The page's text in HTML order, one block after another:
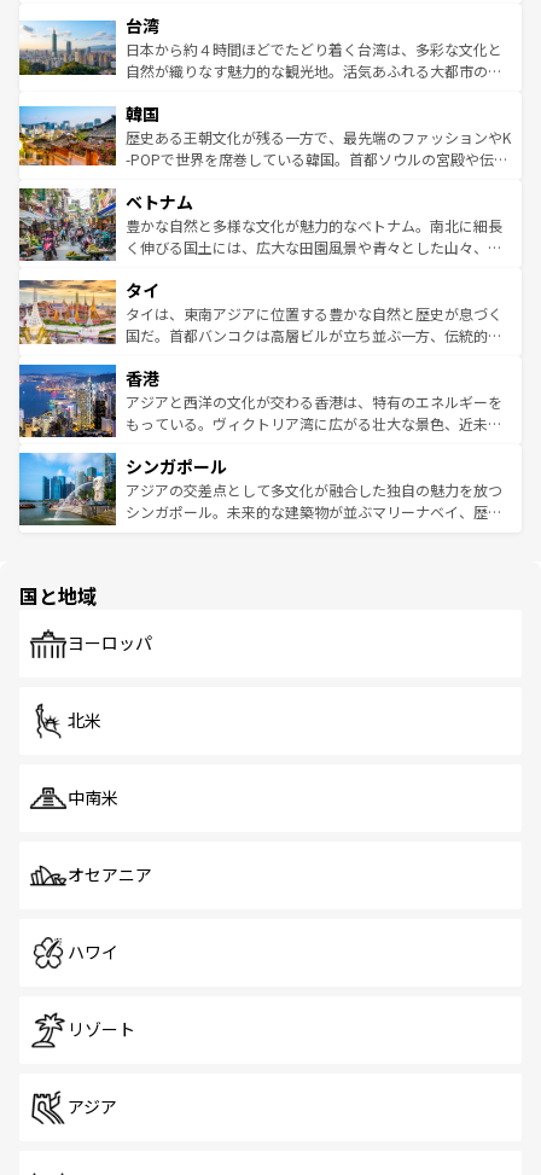
ならではの贅沢な旅のスタイルだ。 なお、新着のアメリカ
情報はコンテンツ一覧を参照してほしい。
れるおもてなしの心で訪れる人々を迎えてくれるハワイの
人々、おいしいローカルフードやハワイアンミュージッ
ク、伝統的なフラダンスなど、すべてがハワイの魅力を彩
ワイを、存分に味わってほしい。 なお、新着のハワイ情報
はコンテンツ一覧を参照してほしい。
リアリーフや大陸中央部にそびえるウルル（エアーズロッ
ク）、タスマニアの美しい原生林やケアンズの熱帯雨林な
ど、見どころがたくさん。また、カフェやワイン、オージ
いる。アクティビティも充実しており、サーフィンやダイ
ビング、ハイキングなど、アウトドア好きにはたまらな
い。オーストラリアの多彩な魅力を存分に味わいつくそ
参照してほしい。
台湾
日本から約４時間ほどでたどり着く台湾は、多彩な文化と
自然が織りなす魅力的な観光地。活気あふれる大都市の台
ン）、静ひつな山岳地帯である台湾東部など、都市の喧騒
と山間の静けさが共存しており、訪れる人に新しい発見と
驚きをもたらしてくれる。また、奥深い台湾の食文化も魅
容にもいいと評判のスイーツなど、バラエティ豊かな料理
が味わえる。 なお、新着の台湾情報は コンテンツ一覧を参
照してほしい。
韓国
歴史ある王朝文化が残る一方で、最先端のファッションやK
-POPで世界を席巻している韓国。首都ソウルの宮殿や伝統
き、地方に足を延ばせば四季折々の自然美を楽しむことが
できる。そして、キムチや焼肉、絶品のストリートフード
まで、さまざまな韓国料理が待っている。夜には、韓国な
リティに包まれながら、韓国の多彩な魅力を心ゆくまで味
わってみてほしい。 なお、新着の韓国情報はコンテンツ一
覧を参照してほしい。
ベトナム
豊かな自然と多様な文化が魅力的なベトナム。南北に細長
く伸びる国土には、広大な田園風景や青々とした山々、世
急速な発展と共に伝統が息づく。ハノイの古い町並みやホ
ーチミン市のフランス統治時代の建物も、独特の雰囲気を
醸し出している。また、バラエティの豊かさとおいしさで
とつ。フォーやバインミー、ベトナムコーヒーなどは、ぜ
ひ現地で味わいたい。どの地域を訪れてもあたたかい人々
が旅行者を迎えてくれるので、きっと忘れられない旅にな
参照してほしい。
タイ
タイは、東南アジアに位置する豊かな自然と歴史が息づく
国だ。首都バンコクは高層ビルが立ち並ぶ一方、伝統的な
の活気が交差している。北部ではチェンマイなどの山岳地
帯で自然と触れ合い、南部ではプーケットやクラビの美し
いビーチでリゾート気分を楽しむことができる。タイ料理
激する。気候は一年中温暖で、どの季節にも異なる楽しみ
が待っている。親しみやすいタイの人々、仏教を中心とし
た文化、そして多様な観光資源が、訪れる旅人を魅了し続
香港
アジアと西洋の文化が交わる香港は、特有のエネルギーを
もっている。ヴィクトリア湾に広がる壮大な景色、近未来
み、どこを訪れても感動するはず。観光スポットが密集し
ており、効率よく見どころを回れるのも魅力。息をのむよ
うな絶景から文化的な体験まで、香港を存分に楽しみ尽く
シンガポール
アジアの交差点として多文化が融合した独自の魅力を放つ
シンガポール。未来的な建築物が並ぶマリーナベイ、歴史
で、ホーカーズは地元の風情を楽しめる外せないスポット
国と地域
ヨーロッパ
北米
中南米
オセアニア
ハワイ
リゾート
アジア